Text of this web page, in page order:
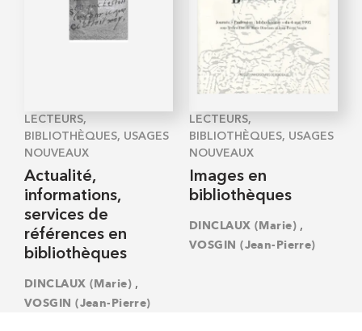
LECTEURS,
BIBLIOTHÈQUES, USAGES
NOUVEAUX
Actualité,
informations,
services de
références en
bibliothèques
DINCLAUX (Marie) ,
VOSGIN (Jean-Pierre)
LECTEURS,
BIBLIOTHÈQUES, USAGES
NOUVEAUX
Images en
bibliothèques
DINCLAUX (Marie) ,
VOSGIN (Jean-Pierre)